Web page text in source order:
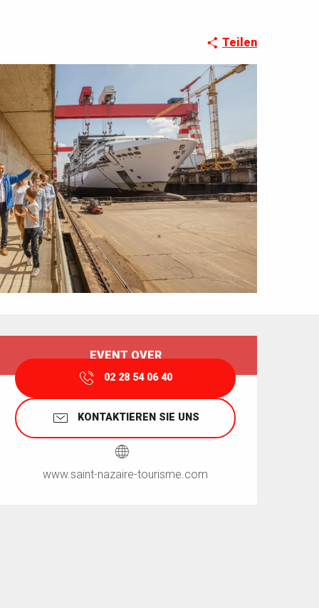
Teilen
& Kontaktdaten
EVENT OVER
02 28 54 06 40
KONTAKTIEREN SIE UNS
www.saint-nazaire-tourisme.com